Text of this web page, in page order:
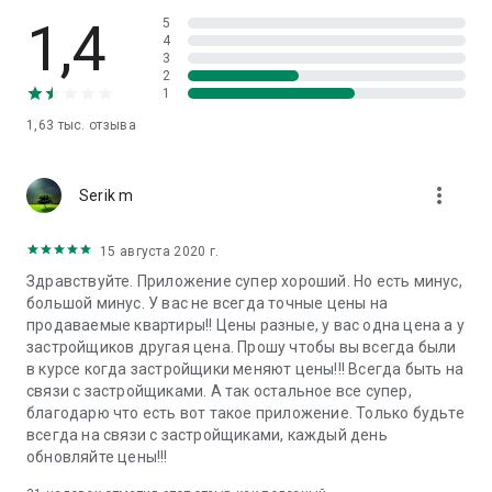
1,4
1,63 тыс. отзыва
5
4
3
2
1
Serik m more_vert
15 августа 2020 г.
Здравствуйте. Приложение супер хороший. Но есть минус,
большой минус. У вас не всегда точные цены на
продаваемые квартиры!! Цены разные, у вас одна цена а у
застройщиков другая цена. Прошу чтобы вы всегда были
в курсе когда застройщики меняют цены!!! Всегда быть на
связи с застройщиками. А так остальное все супер,
благодарю что есть вот такое приложение. Только будьте
всегда на связи с застройщиками, каждый день
обновляйте цены!!!